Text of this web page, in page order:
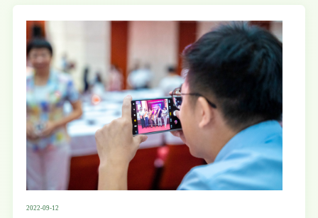
2022-09-12